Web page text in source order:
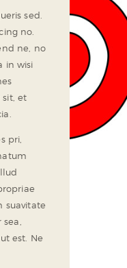
sed.
no.
ne, no
in wisi
et
pri,
suavitate
est. Ne